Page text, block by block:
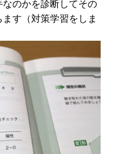
のかを診断してその
す（対策学習をしま